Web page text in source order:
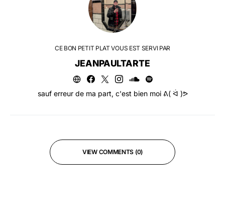
CE BON PETIT PLAT VOUS EST SERVI PAR
JEANPAULTARTE
sauf erreur de ma part, c'est bien moi ᕕ( ᐛ )ᕗ
VIEW COMMENTS (0)